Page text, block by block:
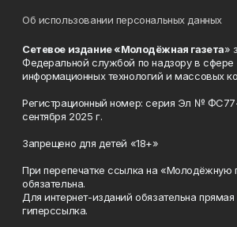
Об использовании персональных данных
Сетевое издание «Молодёжная газета»
Федеральной службой по надзору в сфере
информационных технологий и массовых
Регистрационный номер: серия Эл №
сентября 2025 г.
Запрещено для детей «18+»
При перепечатке ссылка на «Молодёжную
обязательна.
Для интернет-изданий обязательна прямая
гиперссылка.